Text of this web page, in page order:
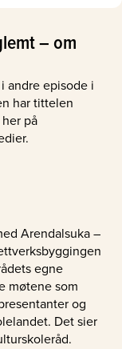
– om
andre episode i
har tittelen
på
Arendalsuka –
egne
møtene som
og
Det sier